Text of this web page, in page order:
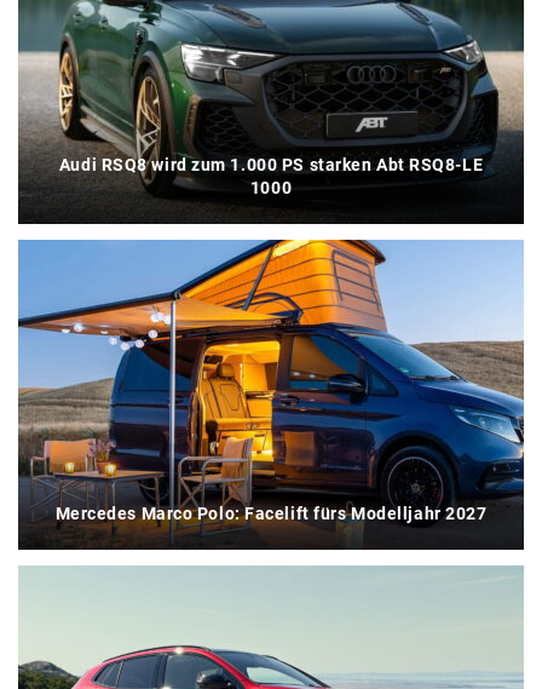
Audi RSQ8 wird zum 1.000 PS starken Abt RSQ8-LE
1000
Mercedes Marco Polo: Facelift fürs Modelljahr 2027